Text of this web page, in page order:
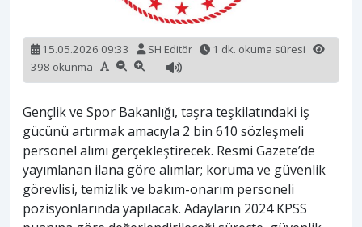
15.05.2026 09:33 SH Editör
1 dk. okuma süresi
398 okunma
Gençlik ve Spor Bakanlığı, taşra teşkilatındaki iş
gücünü artırmak amacıyla 2 bin 610 sözleşmeli
personel alımı gerçekleştirecek. Resmi Gazete’de
yayımlanan ilana göre alımlar; koruma ve güvenlik
görevlisi, temizlik ve bakım-onarım personeli
pozisyonlarında yapılacak. Adayların 2024 KPSS